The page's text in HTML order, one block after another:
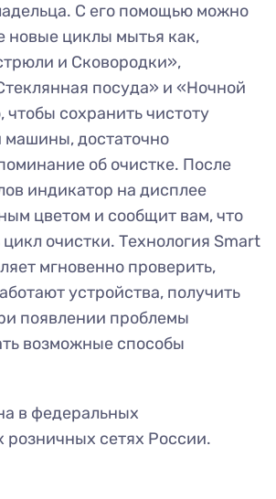
С его помощью можно
новые циклы мытья как,
и Сковородки»,
посуда» и «Ночной
чтобы сохранить чистоту
машины, достаточно
об очистке. После
индикатор на дисплее
цветом и сообщит вам, что
цикл очистки. Технология Smart
мгновенно проверить,
устройства, получить
появлении проблемы
возможные способы
в федеральных
розничных сетях России.